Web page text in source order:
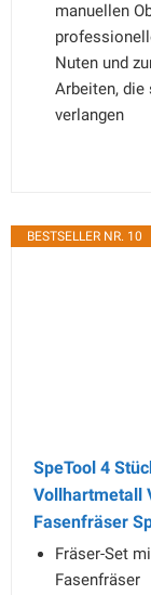
manuellen
Nuten und
Arbeiten, die
verlangen
BESTSELLER NR. 10
SpeTool 4
Vollhartmetall
Fasenfräser
Fräser-Set
Fasenfräser